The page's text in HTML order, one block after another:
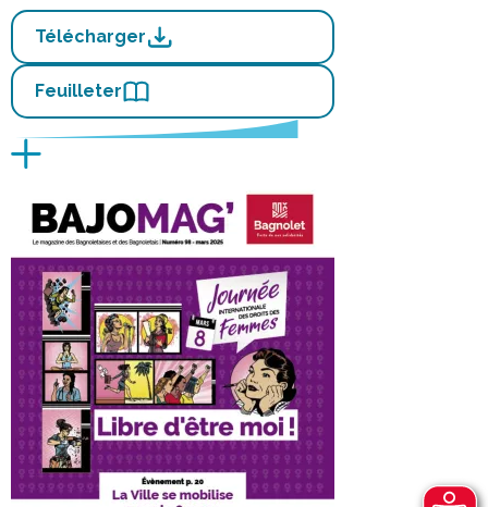
Télécharger
Feuilleter